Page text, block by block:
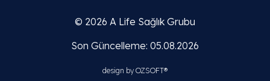
Tiroid Bezi Az Çalışırsa (Hipotiroidi) Ne Olur?
© 2026 A Life Sağlık Grubu
Son Güncelleme: 05.08.2026
design by OZSOFT®